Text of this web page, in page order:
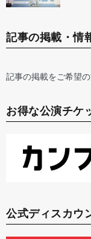
記事の掲載・情
記事の掲載をご希望
お得な公演チケ
公式ディスカウ